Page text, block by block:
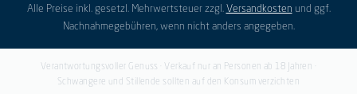
Alle Preise inkl. gesetzl. Mehrwertsteuer zzgl. Versandkosten und ggf.
Nachnahmegebühren, wenn nicht anders angegeben.
Verantwortungsvoller Genuss · Verkauf nur an Personen ab 18 Jahren ·
Schwangere und Stillende sollten auf den Konsum verzichten